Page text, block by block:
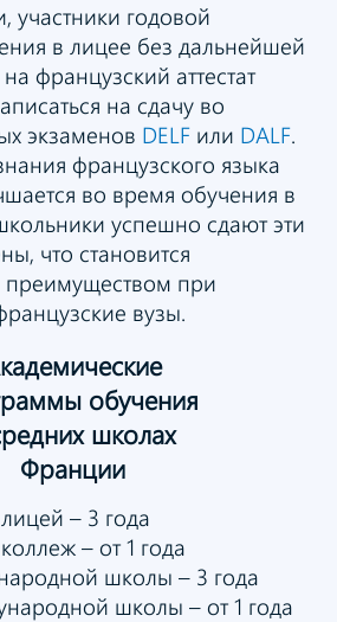
участники годовой
в лицее без дальнейшей
французский аттестат
на сдачу во
экзаменов DELF или DALF.
французского языка
во время обучения в
успешно сдают эти
что становится
при
вузы.
обучения
школах
Франции
– 3 года
– от 1 года
школы – 3 года
школы – от 1 года